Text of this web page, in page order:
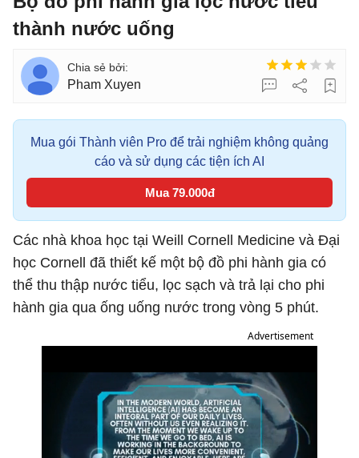
thành nước uống
Pham Xuyen
Mua gói Thành viên Pro để trải nghiệm không quảng
cáo và sử dụng các tiện ích AI
Mua 79.000đ
Các nhà khoa học tại Weill Cornell Medicine và Đại
học Cornell đã thiết kế một bộ đồ phi hành gia có
thể thu thập nước tiểu, lọc sạch và trả lại cho phi
hành gia qua ống uống nước trong vòng 5 phút.
Advertisement